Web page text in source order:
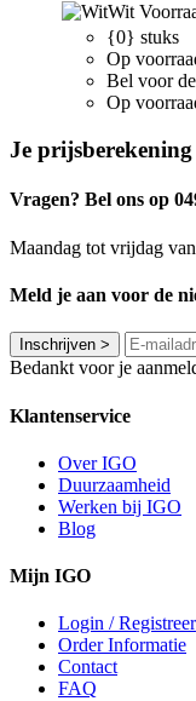
Wit
{0} stuks
Op
Bel voor
Op
Je prijsberekening
Vragen? Bel ons op
Maandag tot vrijdag
Meld je aan voor de
Inschrijven >
Bedankt voor je
Klantenservice
Over IGO
Duurzaamheid
Werken bij IGO
Blog
Mijn IGO
Login / Registreer
Order Informatie
Contact
FAQ